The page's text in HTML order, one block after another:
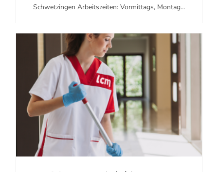
Schwetzingen Arbeitszeiten: Vormittags, Montag…